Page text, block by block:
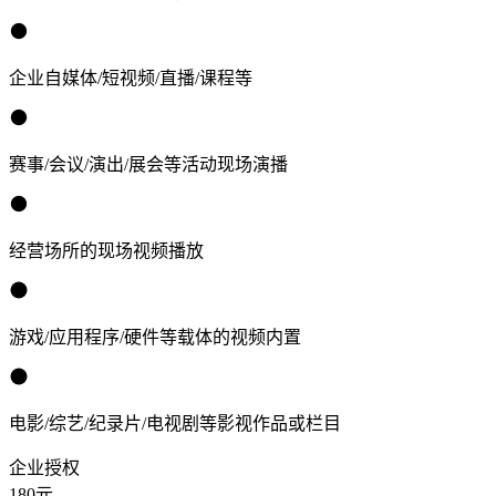
企业自媒体/短视频/直播/课程等
赛事/会议/演出/展会等活动现场演播
经营场所的现场视频播放
游戏/应用程序/硬件等载体的视频内置
电影/综艺/纪录片/电视剧等影视作品或栏目
企业授权